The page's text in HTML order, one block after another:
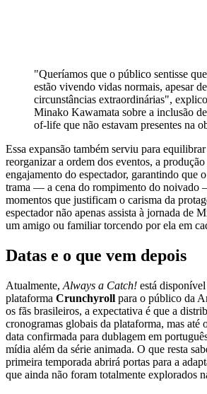
"Queríamos que o público sentisse
estão vivendo vidas normais, apesar
circunstâncias extraordinárias",
Minako Kawamata sobre a inclusão
of-life que não estavam presentes na
Essa expansão também serviu para
reorganizar a ordem dos eventos, a
engajamento do espectador, garantindo que
trama — a cena do rompimento do noivado
momentos que justificam o carisma da
espectador não apenas assista à jornada de
um amigo ou familiar torcendo por ela em
Datas e o que vem depois
Atualmente, Always a Catch! está
plataforma Crunchyroll para o público da
os fãs brasileiros, a expectativa é que a
cronogramas globais da plataforma, mas até
data confirmada para dublagem em
mídia além da série animada. O que resta
primeira temporada abrirá portas para a
que ainda não foram totalmente explorados